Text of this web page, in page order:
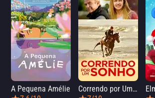
A Pequena Amélie
Correndo por Um Sonho